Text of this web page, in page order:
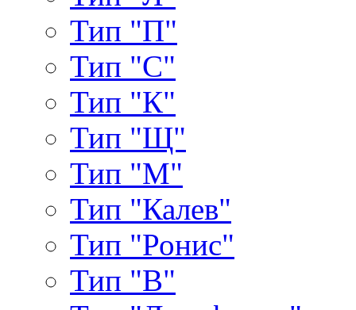
Тип "П"
Тип "С"
Тип "К"
Тип "Щ"
Тип "М"
Тип "Калев"
Тип "Ронис"
Тип "В"